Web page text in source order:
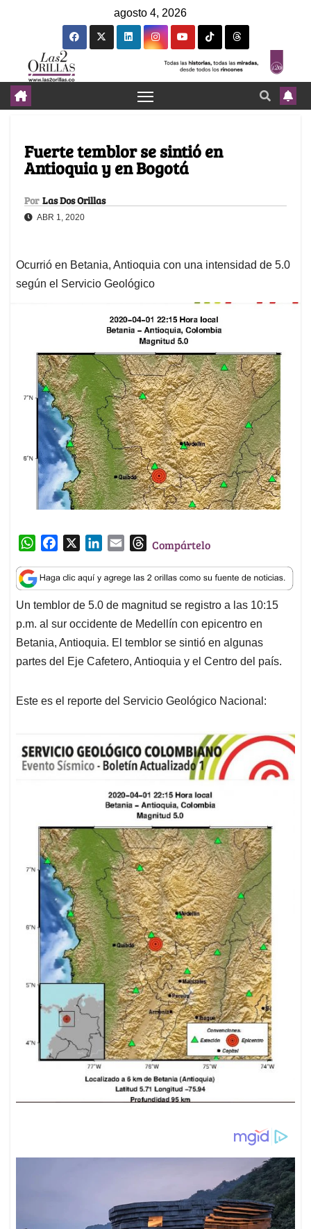
agosto 4, 2026
Fuerte temblor se sintió en
Antioquia y en Bogotá
Por Las Dos Orillas
ABR 1, 2020
Ocurrió en Betania, Antioquia con una intensidad de 5.0
según el Servicio Geológico
W
a
t
s
A
p
p
c
e
b
o
o
k
n
k
e
d
I
n
a
i
l
T
r
e
a
d
s
Compártelo
Un temblor de 5.0 de magnitud se registro a las 10:15
p.m. al sur occidente de Medellín con epicentro en
Betania, Antioquia. El temblor se sintió en algunas
partes del Eje Cafetero, Antioquia y el Centro del país.
Este es el reporte del Servicio Geológico Nacional: